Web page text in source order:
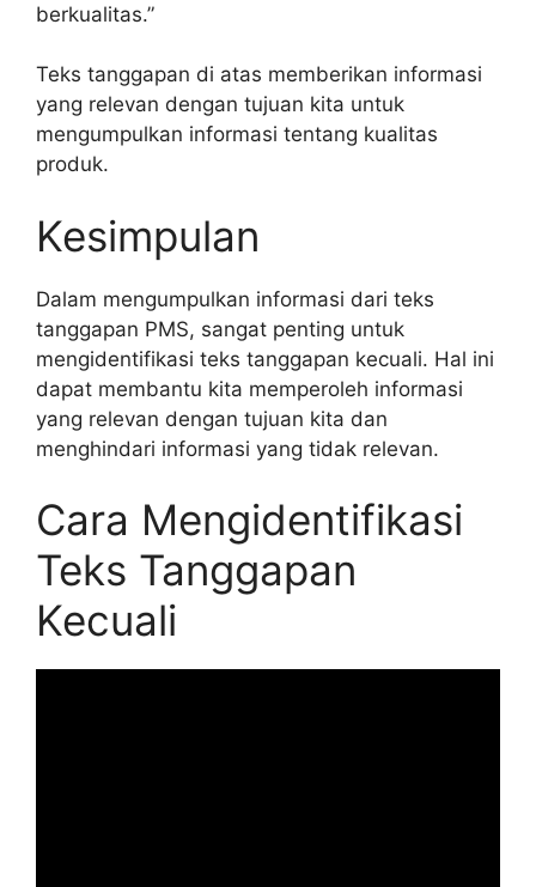
berkualitas.”
Teks tanggapan di atas memberikan informasi
yang relevan dengan tujuan kita untuk
mengumpulkan informasi tentang kualitas
produk.
Kesimpulan
Dalam mengumpulkan informasi dari teks
tanggapan PMS, sangat penting untuk
mengidentifikasi teks tanggapan kecuali. Hal ini
dapat membantu kita memperoleh informasi
yang relevan dengan tujuan kita dan
menghindari informasi yang tidak relevan.
Cara Mengidentifikasi
Teks Tanggapan
Kecuali